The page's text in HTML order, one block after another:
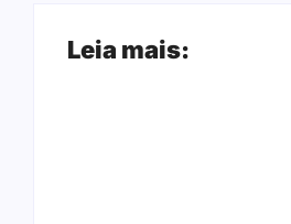
Leia mais: